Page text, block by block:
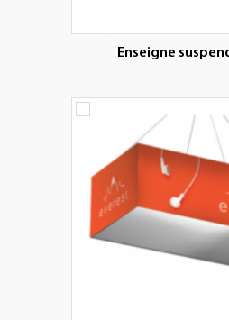
Enseigne